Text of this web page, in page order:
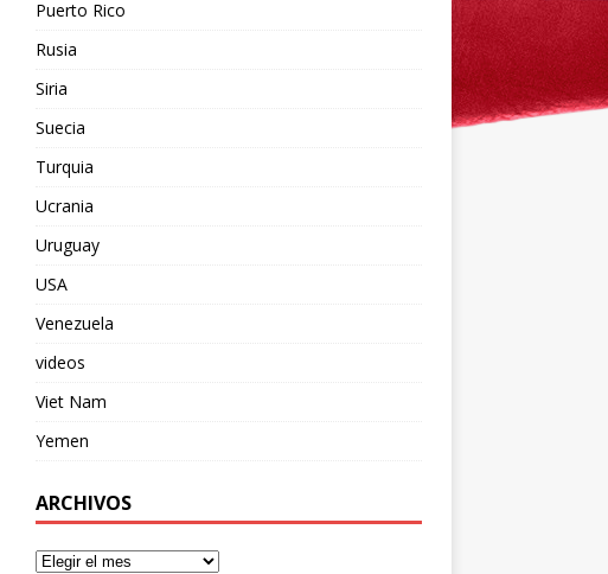
Puerto Rico
Rusia
Siria
Suecia
Turquia
Ucrania
Uruguay
USA
Venezuela
videos
Viet Nam
Yemen
ARCHIVOS